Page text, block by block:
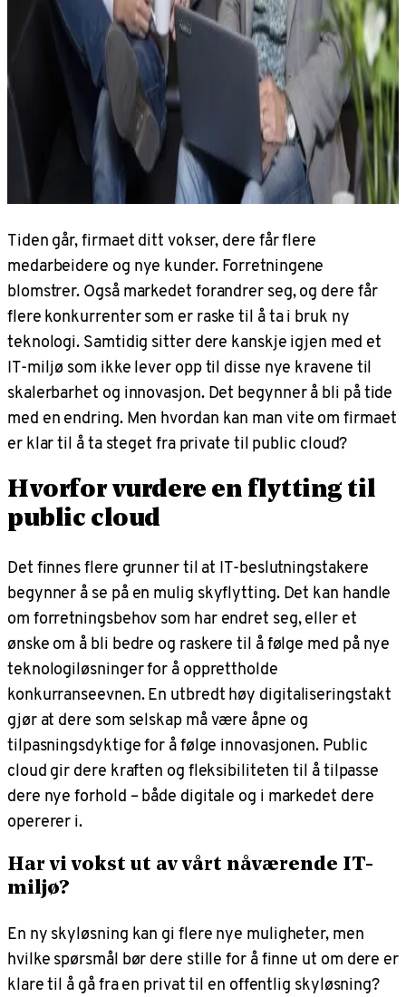
Tiden går, firmaet ditt vokser, dere får flere
medarbeidere og nye kunder. Forretningene
blomstrer. Også markedet forandrer seg, og dere får
flere konkurrenter som er raske til å ta i bruk ny
teknologi. Samtidig sitter dere kanskje igjen med et
IT-miljø som ikke lever opp til disse nye kravene til
skalerbarhet og innovasjon. Det begynner å bli på tide
med en endring. Men hvordan kan man vite om firmaet
er klar til å ta steget fra private til public cloud?
Hvorfor vurdere en flytting til
public cloud
Det finnes flere grunner til at IT-beslutningstakere
begynner å se på en mulig skyflytting. Det kan handle
om forretningsbehov som har endret seg, eller et
ønske om å bli bedre og raskere til å følge med på nye
teknologiløsninger for å opprettholde
konkurranseevnen. En utbredt høy digitaliseringstakt
gjør at dere som selskap må være åpne og
tilpasningsdyktige for å følge innovasjonen. Public
cloud gir dere kraften og fleksibiliteten til å tilpasse
dere nye forhold – både digitale og i markedet dere
opererer i.
Har vi vokst ut av vårt nåværende IT-
miljø?
En ny skyløsning kan gi flere nye muligheter, men
hvilke spørsmål bør dere stille for å finne ut om dere er
klare til å gå fra en privat til en offentlig skyløsning?